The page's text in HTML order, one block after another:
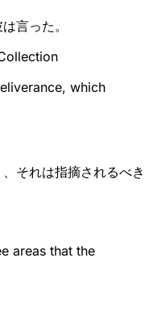
言った。
which
それは指摘されるべき
areas that the